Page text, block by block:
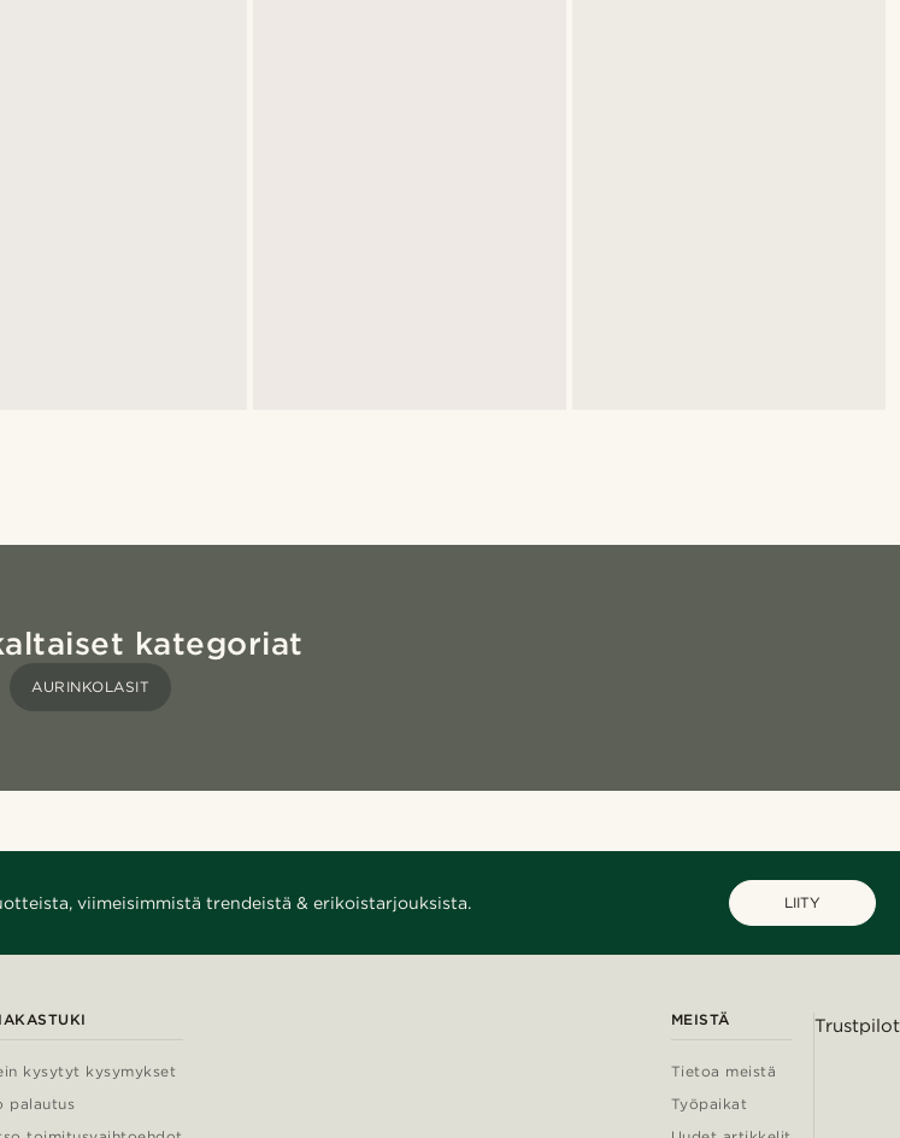
kategoriat
AURINKOLASIT
viimeisimmistä trendeistä & erikoistarjouksista. LIITY
kysytyt kysymykset
palautus
MEISTÄ
Tietoa meistä
Työpaikat
Trustpilot